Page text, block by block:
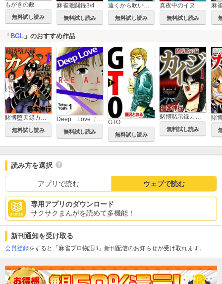
もがきの政
無料試し読み
麻雀激闘録3/4
無料試し読み 無料試し読み
真夜中のイヌ
無料試し読み
麻
「 BGL 」のおすすめ作品
賭博堕天録カイジ 24億脱出編
無料試し読み
Deep Love［REAL]
無料試し読み
GTO
無料試し読み
賭博黙示録カイジ
無料試し読み
読み方を選択
アプリで読む ウェブで読む
専用アプリのダウンロード
サクサクまんがを読めて多機能！
新刊通知を受け取る
会員登録をすると「麻雀プロ物語B」新刊配信のお知らせが受け取れます。